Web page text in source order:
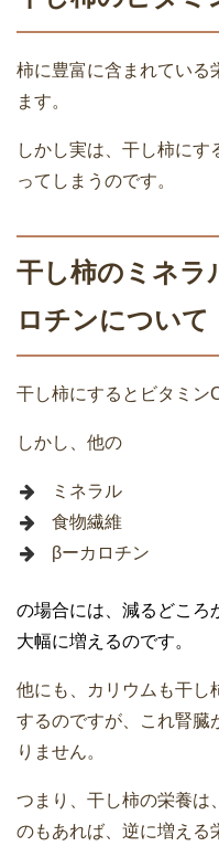
柿に豊富に含まれている
ます。
しかし実は、干し柿に
ってしまうのです。
干し柿のミネラ
ロチンについて
干し柿にするとビタミン
しかし、他の
ミネラル
食物繊維
βーカロチン
の場合には、減るどころ
大幅に増えるのです。
他にも、カリウムも干し
するのですが、これ腎臓
りません。
つまり、干し柿の栄養は
のもあれば、逆に増える